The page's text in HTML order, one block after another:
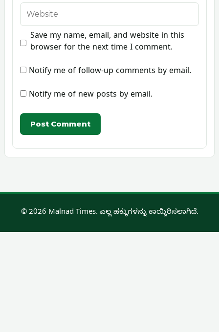
Website
Save my name, email, and website in this
browser for the next time I comment.
Notify me of follow-up comments by email.
Notify me of new posts by email.
© 2026 Malnad Times. ಎಲ್ಲ ಹಕ್ಕುಗಳನ್ನು ಕಾಯ್ದಿರಿಸಲಾಗಿದೆ.